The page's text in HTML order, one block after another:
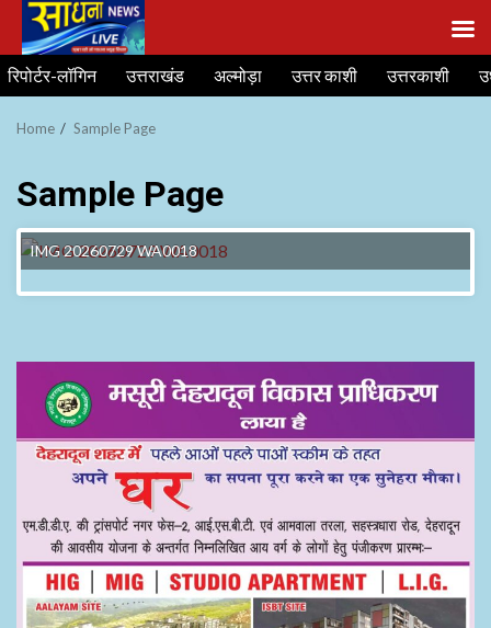
Skip
to
content
रिपोर्टर-लॉगिन उत्तराखंड अल्मोड़ा उत्तर काशी उत्तरकाशी
Home Sample Page
Sample Page
IMG 20260729 WA0018